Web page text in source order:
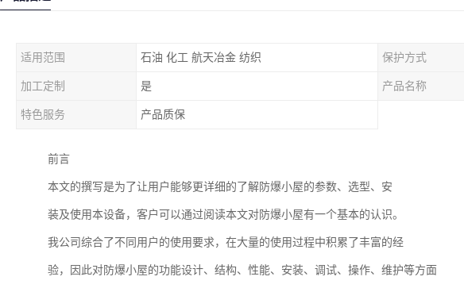
适用范围 石油 化工 航天冶金 纺织 保护方式
加工定制 是 产品名称
特色服务 产品质保
前言
本文的撰写是为了让用户能够更详细的了解防爆小屋的参数、选型、安
装及使用本设备，客户可以通过阅读本文对防爆小屋有一个基本的认识。
我公司综合了不同用户的使用要求，在大量的使用过程中积累了丰富的经
验，因此对防爆小屋的功能设计、结构、性能、安装、调试、操作、维护等方面